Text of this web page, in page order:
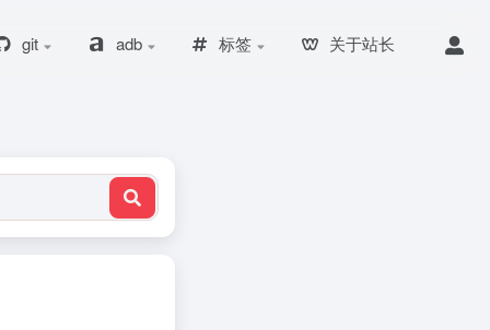
git adb 标签 关于站长